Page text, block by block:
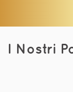
I Nostri